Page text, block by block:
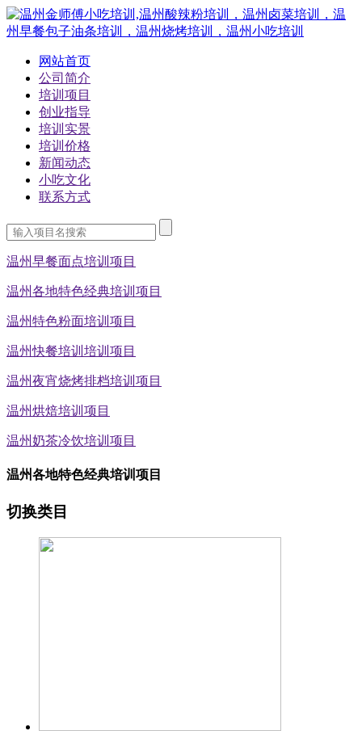
网站首页
公司简介
培训项目
创业指导
培训实景
培训价格
新闻动态
小吃文化
联系方式
温州早餐面点培训项目
温州各地特色经典培训项目
温州特色粉面培训项目
温州快餐培训培训项目
温州夜宵烧烤排档培训项目
温州烘焙培训项目
温州奶茶冷饮培训项目
温州各地特色经典培训项目
切换类目